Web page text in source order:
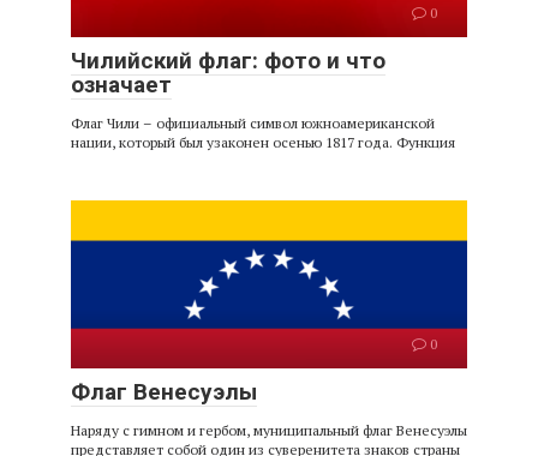
0
Чилийский флаг: фото и что
означает
Флаг Чили – официальный символ южноамериканской
нации, который был узаконен осенью 1817 года. Функция
0
Флаг Венесуэлы
Наряду с гимном и гербом, муниципальный флаг Венесуэлы
представляет собой один из суверенитета знаков страны